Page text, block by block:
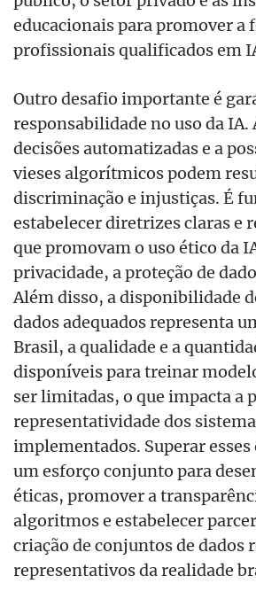
educacionais para promover a
profissionais qualificados em
Outro desafio importante é
responsabilidade no uso da IA.
decisões automatizadas e a
vieses algorítmicos podem
discriminação e injustiças. É
estabelecer diretrizes claras e
que promovam o uso ético da
privacidade, a proteção de
Além disso, a disponibilidade
dados adequados representa
Brasil, a qualidade e a
disponíveis para treinar
ser limitadas, o que impacta a
representatividade dos
implementados. Superar
um esforço conjunto para
éticas, promover a
algoritmos e estabelecer
criação de conjuntos de dados
representativos da realidade